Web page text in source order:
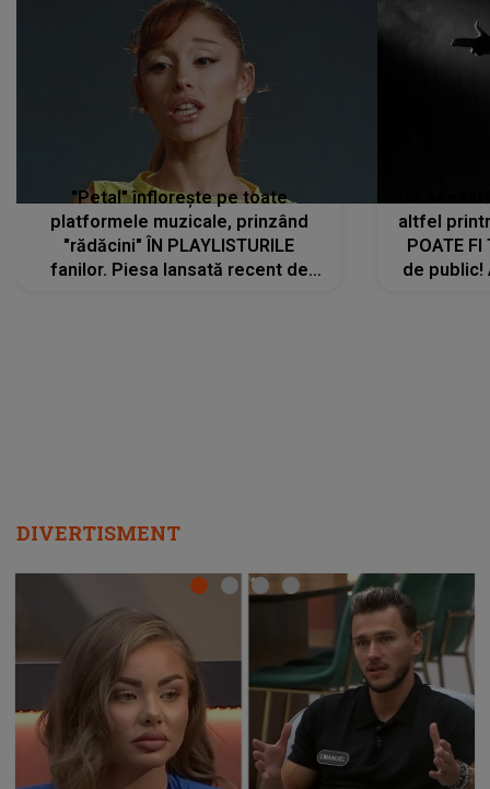
"Petal" înflorește pe toate
platformele muzicale, prinzând
"rădăcini" ÎN PLAYLISTURILE
fanilor. Piesa lansată recent de
altfel
POATE FI
de public!
DIVERTISMENT